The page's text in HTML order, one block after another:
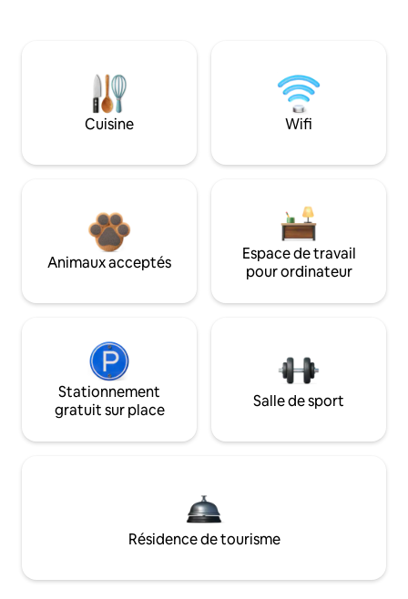
Cuisine Wifi
Animaux acceptés
Espace de travail
pour ordinateur
Stationnement
gratuit sur place
Salle de sport
Résidence de tourisme